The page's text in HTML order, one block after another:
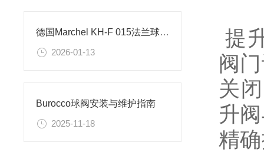
德国Marchel KH-F 015法兰球阀的设计特点
2026-01-13
Burocco球阀安装与维护指南
2025-11-18
提
阀
关
升
精